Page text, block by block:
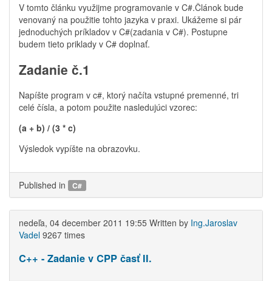
V tomto článku využijme programovanie v C#.Článok bude
venovaný na použitie tohto jazyka v praxi. Ukážeme si pár
jednoduchých príkladov v C#(zadania v C#). Postupne
budem tieto priklady v C# doplnať.
Zadanie č.1
Napíšte program v c#, ktorý načíta vstupné premenné, tri
celé čísla, a potom použite nasledujúci vzorec:
(a + b) / (3 * c)
Výsledok vypíšte na obrazovku.
Published in C#
nedeľa, 04 december 2011 19:55 Written by Ing.Jaroslav
Vadel 9267 times
C++ - Zadanie v CPP časť II.